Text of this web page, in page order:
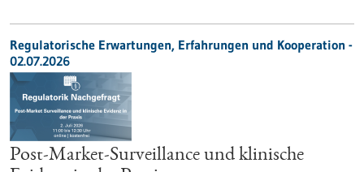
Regulatorische Erwartungen, Erfahrungen und Kooperation -
02.07.2026
Post-Market-Surveillance und klinische